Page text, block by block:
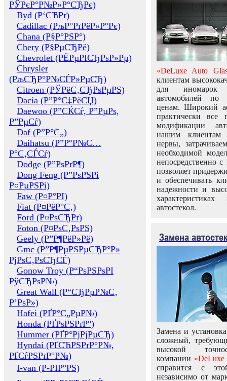
РЎРєР°Р№Р»Р°СЂРє)
Byd (Р‘СЋРґ)
Cadillac (РљР°РґРёР»Р°Рє)
Chana (Р§Р°РЅР°)
Chery (Р§РµСЂРё)
Chevrolet (РЁРµРІСЂРѕР»Рµ)
Chrysler
(РљСЂР°Р№СЃР»РµСЂ)
Citroen (РЎРёС‚СЂРѕРµРЅ)
Dacia (Р”Р°С‡РёСЏ)
Daewoo (Р”СЌСѓ, Р”РµРѕ,
Р”РµСѓ)
Daf (Р”Р°С„)
Daihatsu (Р”Р°Р№С…
Р°С‚СЃСѓ)
Dodge (Р”РѕРґР¶)
Dong Feng (Р”РѕРЅРі
Р¤РµРЅРі)
Faw (Р¤Р°РІ)
Fiat (Р¤РёР°С‚)
Ford (Р¤РѕСЂРґ)
Foton (Р¤РѕС‚РѕРЅ)
Geely (Р”Р¶РёР»Рё)
Gmc (Р”Р¶РµРЅРµСЂР°Р»
РјРѕС‚РѕСЂСЃ)
Gonow Troy (Р“РѕРЅРѕРІ
РўСЂРѕР№)
Great Wall (Р“СЂРµР№С‚
Р’РѕР»)
Hafei (РҐР°С„РµР№)
Honda (РҐРѕРЅРґР°)
Hummer (РҐР°РјРјРµСЂ)
Hyndai (РҐСЋРЅРґР°Р№,
РҐСѓРЅРґР°Р№)
I-van (Р-РІР°РЅ)
«DeLuxe Auto
клиентам
для иномарок
автомобилей
ценам. Широкий
практически все
модификации
нашим клиентам
нервы,
необходимой
непосредственно
позволяет
и обеспечивать
надежности и
автостекол.
Замена
Замена и
сложный,
высокой
компании «DeLuxe
справится с
независимо от